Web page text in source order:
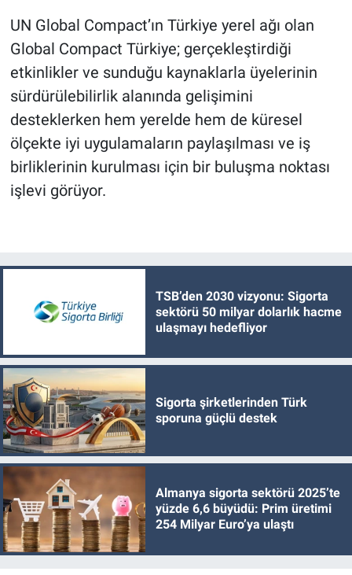
UN Global Compact’ın Türkiye yerel ağı olan
Global Compact Türkiye; gerçekleştirdiği
etkinlikler ve sunduğu kaynaklarla üyelerinin
sürdürülebilirlik alanında gelişimini
desteklerken hem yerelde hem de küresel
ölçekte iyi uygulamaların paylaşılması ve iş
birliklerinin kurulması için bir buluşma noktası
işlevi görüyor.
TSB’den 2030 vizyonu: Sigorta
sektörü 50 milyar dolarlık hacme
ulaşmayı hedefliyor
Sigorta şirketlerinden Türk
sporuna güçlü destek
Almanya sigorta sektörü 2025’te
yüzde 6,6 büyüdü: Prim üretimi
254 Milyar Euro’ya ulaştı